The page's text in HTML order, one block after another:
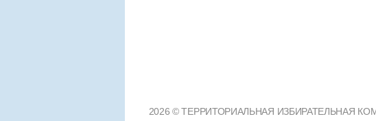
2026 © ТЕРРИТОРИАЛЬНАЯ ИЗБИРАТЕЛЬНАЯ